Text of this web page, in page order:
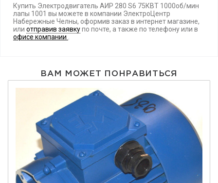
Купить Электродвигатель АИР 280 S6 75КВТ 1000об/мин
лапы 1001 вы можете в компании ЭлектроЦентр
Набережные Челны, оформив заказ в интернет магазине,
или отправив заявкупо почте, а также по телефонуили в
офисе компании
ВАМ МОЖЕТ ПОНРАВИТЬСЯ